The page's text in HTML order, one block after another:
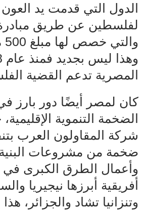
الدول التي قدمت يد
لفلسطين عن طريق
المصرية تدعم القضية
كان لمصر أيضًا دور بارز
الضخمة التنموية
شركة المقاولون العرب
ضخمة من مشروعات البنية
أفريقية أبرزها نيجيريا
وتنزانيا تشاد والجزائر، هذا